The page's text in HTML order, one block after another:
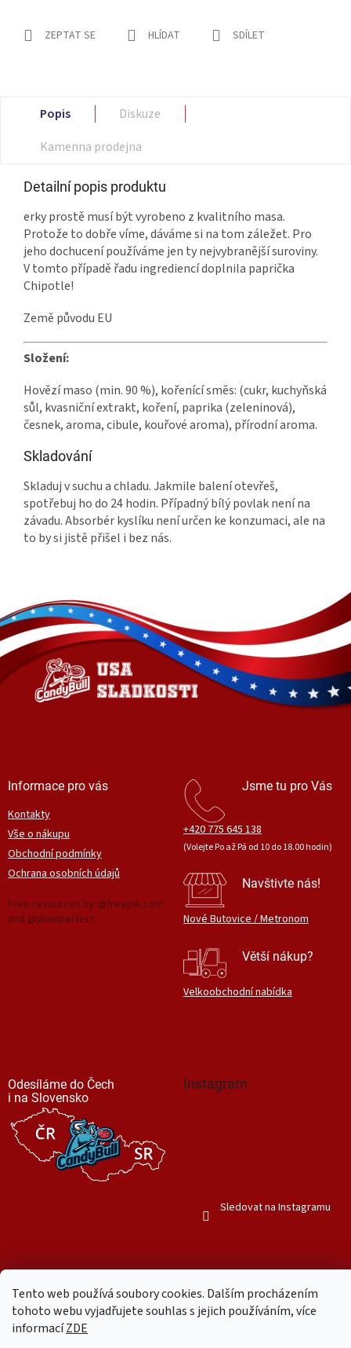
Tento web používá soubory cookies. Dalším procházením
tohoto webu vyjadřujete souhlas s jejich používáním, více
informacíZDE
ZEPTAT SE HLÍDAT SDÍLET
Popis
Diskuze
Kamenna prodejna
Detailní popis produktu
erky prostě musí být vyrobeno z kvalitního masa.
Protože to dobře víme, dáváme si na tom záležet. Pro
jeho dochucení používáme jen ty nejvybranější suroviny.
V tomto případě řadu ingrediencí doplnila paprička
Chipotle!
Země původu EU
Složení:
Hovězí maso (min. 90 %), kořenící směs: (cukr, kuchyňská
sůl, kvasniční extrakt, koření, paprika (zeleninová),
česnek, aroma, cibule, kouřové aroma), přírodní aroma.
Skladování
Skladuj v suchu a chladu. Jakmile balení otevřeš,
spotřebuj ho do 24 hodin. Případný bílý povlak není na
závadu. Absorbér kyslíku není určen ke konzumaci, ale na
to by si jistě přišel i bez nás.
á
p
a
í
Informace pro vás
Kontakty
Vše o nákupu
Obchodní podmínky
Ochrana osobních údajů
Free resources by @freepik.com
and @pixelperfect
Jsme tu pro Vás
+420 775 645 138
(Volejte Po až Pá od 10 do 18.00 hodin)
Navštivte nás!
Nové Butovice / Metronom
Větší nákup?
Velkoobchodní nabídka
Odesíláme do Čech
i na Slovensko
Instagram
Sledovat na Instagramu
Vytvořil Shoptet